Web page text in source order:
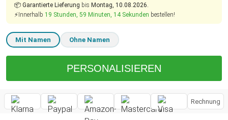
📦 Garantierte Lieferung bis Montag, 10.08.2026.
⚡Innerhalb 19 Stunden, 59 Minuten, 14 Sekunden bestellen!
Mit Namen Ohne Namen
PERSONALISIEREN
Rechnung